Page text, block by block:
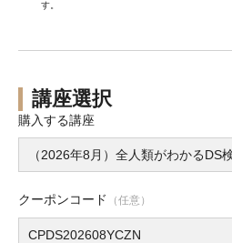
す。
講座選択
購入する講座
（2026年8月）全人類がわかるDS
クーポンコード （任意）